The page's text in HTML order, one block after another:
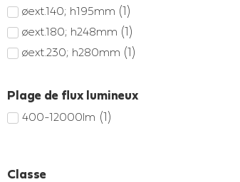
øext.140; h195mm (1)
øext.180; h248mm (1)
øext.230; h280mm (1)
Plage de flux lumineux
400-12000lm (1)
Classe